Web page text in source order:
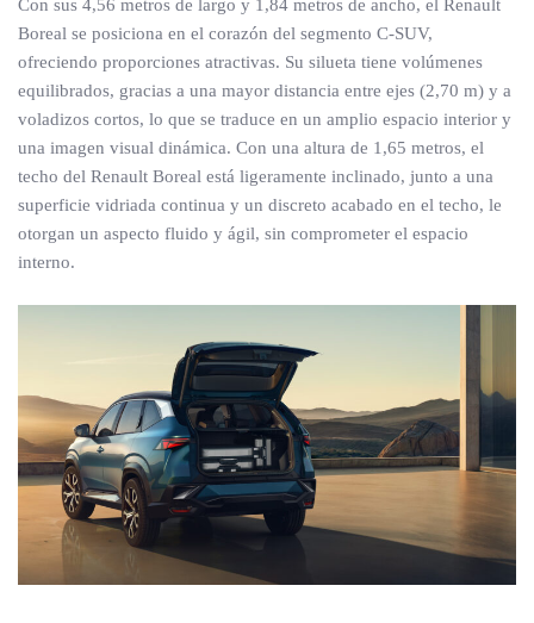
Con sus 4,56 metros de largo y 1,84 metros de ancho, el Renault
Boreal se posiciona en el corazón del segmento C-SUV,
ofreciendo proporciones atractivas. Su silueta tiene volúmenes
equilibrados, gracias a una mayor distancia entre ejes (2,70 m) y a
voladizos cortos, lo que se traduce en un amplio espacio interior y
una imagen visual dinámica. Con una altura de 1,65 metros, el
techo del Renault Boreal está ligeramente inclinado, junto a una
superficie vidriada continua y un discreto acabado en el techo, le
otorgan un aspecto fluido y ágil, sin comprometer el espacio
interno.